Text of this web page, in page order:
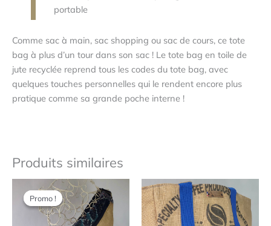
portable
Comme sac à main, sac shopping ou sac de cours, ce tote
bag à plus d’un tour dans son sac ! Le tote bag en toile de
jute recyclée reprend tous les codes du tote bag, avec
quelques touches personnelles qui le rendent encore plus
pratique comme sa grande poche interne !
Produits similaires
Promo !
Promo !
prix
initial
était
Le
prix
actuel
est